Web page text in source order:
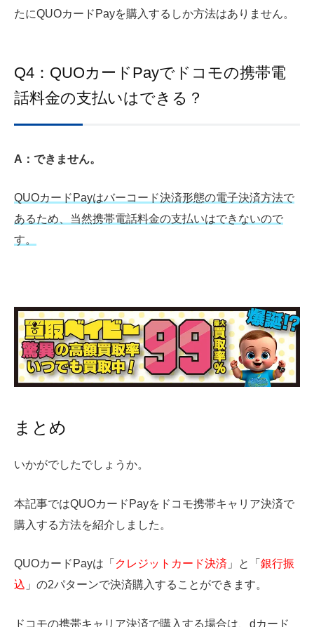
たにQUOカードPayを購入するしか方法はありません。
Q4：QUOカードPayでドコモの携帯電
話料金の支払いはできる？
A：できません。
QUOカードPayはバーコード決済形態の電子決済方法で
あるため、当然携帯電話料金の支払いはできないので
す。
まとめ
いかがでしたでしょうか。
本記事ではQUOカードPayをドコモ携帯キャリア決済で
購入する方法を紹介しました。
QUOカードPayは「 クレジットカード決済 」と「 銀行振
込 」の2パターンで決済購入することができます。
ドコモの携帯キャリア決済で購入する場合は、dカード